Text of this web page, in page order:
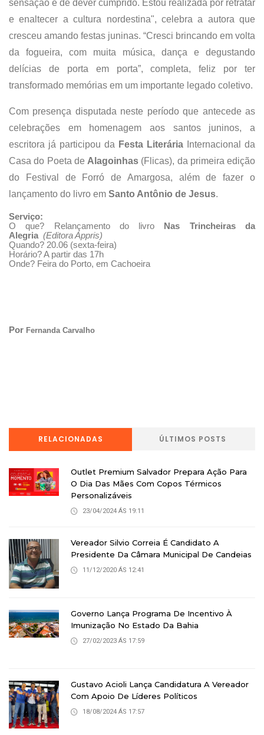
sensação é de dever cumprido. Estou realizada por retratar
e enaltecer a cultura nordestina", celebra a autora que
cresceu amando festas juninas. “Cresci brincando em volta
da fogueira, com muita música, dança e degustando
delícias de porta em porta”, completa, feliz por ter
transformado memórias em um importante legado coletivo.
Com presença disputada neste período que antecede as
celebrações em homenagem aos santos juninos, a
escritora já participou da Festa Literária Internacional da
Casa do Poeta de Alagoinhas (Flicas), da primeira edição
do Festival de Forró de Amargosa, além de fazer o
lançamento do livro em Santo Antônio de Jesus.
Serviço:
O que? Relançamento do livro Nas Trincheiras da
Alegria (Editora Appris)
Quando? 20.06 (sexta-feira)
Horário? A partir das 17h
Onde? Feira do Porto, em Cachoeira
Por Fernanda Carvalho
RELACIONADAS ÚLTIMOS POSTS
Outlet Premium Salvador Prepara Ação Para
O Dia Das Mães Com Copos Térmicos
Personalizáveis
23/04/2024 ÁS 19:11
Vereador Silvio Correia É Candidato A
Presidente Da Câmara Municipal De Candeias
11/12/2020 ÁS 12:41
Governo Lança Programa De Incentivo À
Imunização No Estado Da Bahia
27/02/2023 ÁS 17:59
Gustavo Acioli Lança Candidatura A Vereador
Com Apoio De Líderes Políticos
18/08/2024 ÁS 17:57